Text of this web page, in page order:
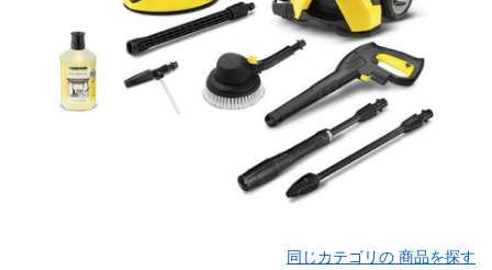
同じカテゴリの 商品を探す